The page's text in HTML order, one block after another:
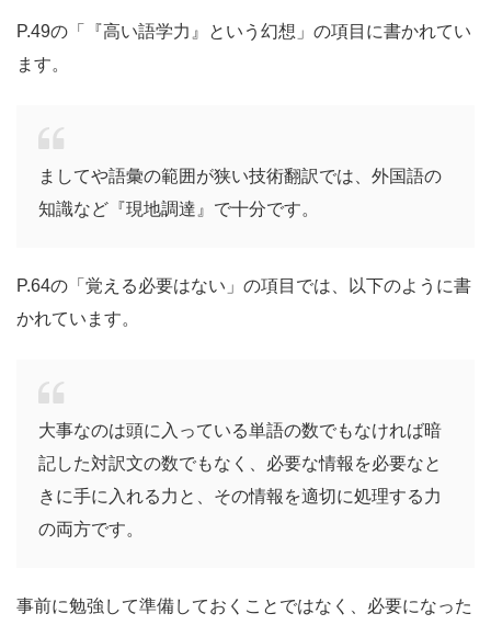
P.49の「『高い語学力』という幻想」の項目に書かれてい
ます。
ましてや語彙の範囲が狭い技術翻訳では、外国語の
知識など『現地調達』で十分です。
P.64の「覚える必要はない」の項目では、以下のように書
かれています。
大事なのは頭に入っている単語の数でもなければ暗
記した対訳文の数でもなく、必要な情報を必要なと
きに手に入れる力と、その情報を適切に処理する力
の両方です。
事前に勉強して準備しておくことではなく、必要になった